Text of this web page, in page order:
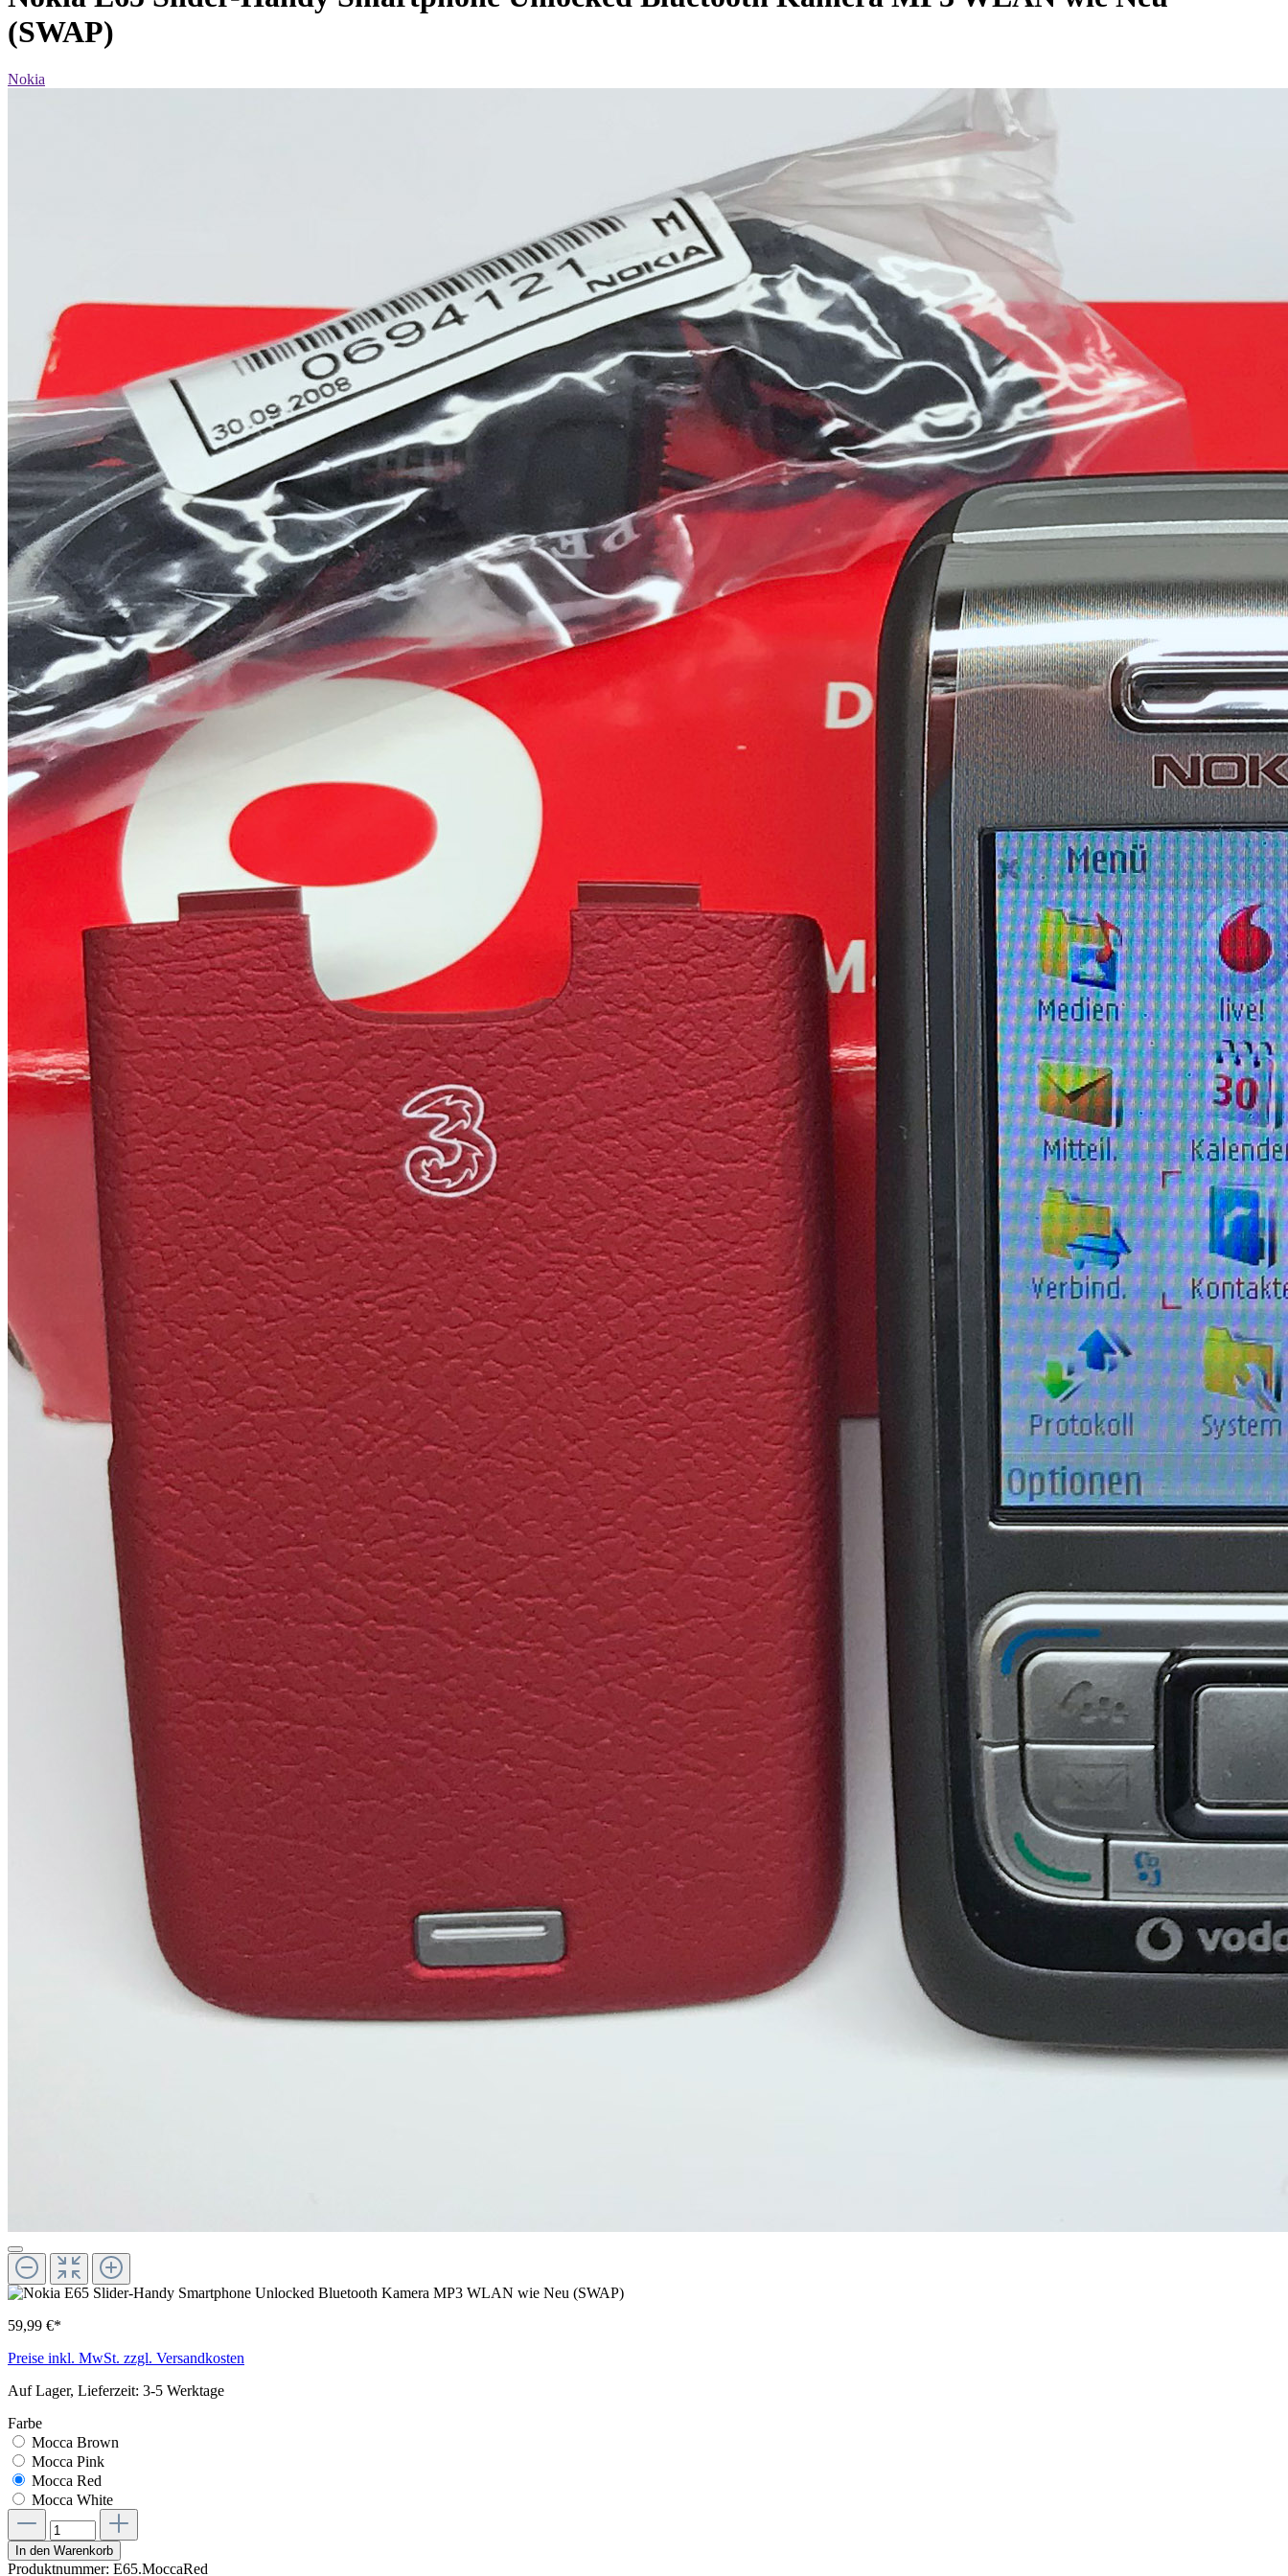
(SWAP)
Nokia
59,99 €*
Preise inkl. MwSt. zzgl. Versandkosten
Auf Lager, Lieferzeit: 3-5 Werktage
Farbe
Mocca Brown
Mocca Pink
Mocca Red
Mocca White
In den Warenkorb
Produktnummer: E65.MoccaRed